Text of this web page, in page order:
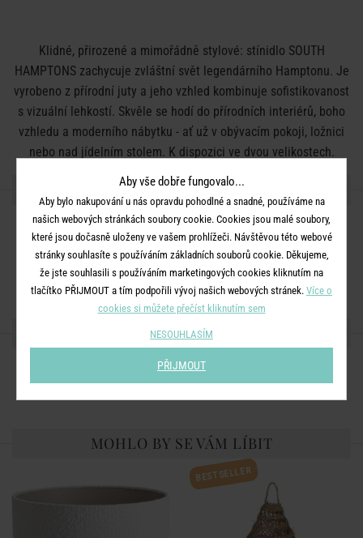
Klidné, přirozené a mimořádně stylové: stínidlo SOUTH
HAMPTONS zachycuje zvláštní svět legendárního Hamptonu. Je
vyrobeno z přírodní juty a jeho vzhled kombinuje sofistikovanost
s vizuální lehkostí. Skvěle se hodí do přírodních interiérů, boho
vzhledu a moderního nábytku - ať už v obývacím pokoji, ložnici
nebo nad jídelním stolem. K dispozici ve dvou velikostech.
DETAILY PRODUKTU
Rozměry:průměr 24 x V 36 cm
Materiál:juta
Barva:přírodní
SDÍLEJTE S PŘÁTELI
MOHLO BY SE VÁM LÍBIT
BESTSELLER
Aby vše dobře fungovalo...
Aby bylo nakupování u nás opravdu pohodlné a snadné, používáme na
našich webových stránkách soubory cookie. Cookies jsou malé soubory,
které jsou dočasně uloženy ve vašem prohlížeči. Návštěvou této webové
stránky souhlasíte s používáním základních souborů cookie. Děkujeme,
že jste souhlasili s používáním marketingových cookies kliknutím na
tlačítko PŘIJMOUT a tím podpořili vývoj našich webových stránek. Více o
cookies si můžete přečíst kliknutím sem
NESOUHLASÍM
PŘIJMOUT